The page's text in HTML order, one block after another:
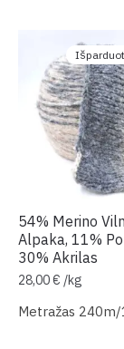
54% Merino
Alpaka, 11%
30% Akrilas
28,00€ /kg
Metražas